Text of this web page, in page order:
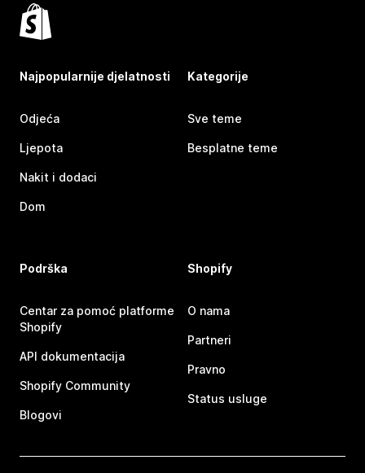
Najpopularnije djelatnosti
Odjeća
Ljepota
Nakit i dodaci
Dom
Kategorije
Sve teme
Besplatne teme
Podrška
Centar za pomoć platforme
Shopify
API dokumentacija
Shopify Community
Blogovi
Shopify
O nama
Partneri
Pravno
Status usluge